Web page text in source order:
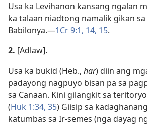
Usa ka Levihanon kansang ngalan
ka talaan niadtong namalik gikan
Babilonya.​—1Cr 9:​1, 14, 15.
2. [Adlaw].
Usa ka bukid (Heb., har) diin ang
padayong nagpuyo bisan pa sa
sa Canaan. Kini gilangkit sa
(Huk 1:​34, 35) Giisip sa
katumbas sa Ir-semes (nga dayag